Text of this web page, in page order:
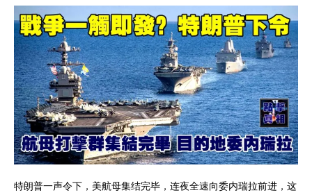
特朗普一声令下，美航母集结完毕，连夜全速向委内瑞拉前进，这